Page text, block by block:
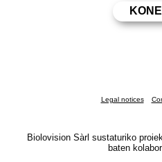
Legal notices
Biolovision Sàrl sustaturiko
baten